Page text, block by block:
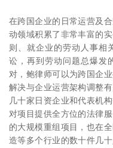
在跨国企业的日常运营及
动领域积累了非常丰富的
则、就企业的劳动人事相
讼，再到劳动问题总爆发
对，鲍律师可以为跨国企
解决与企业运营架构调整
几十家日资企业和代表机
对项目提供全方位的法律
的大规模重组项目，也在
造等多个行业的数十件几